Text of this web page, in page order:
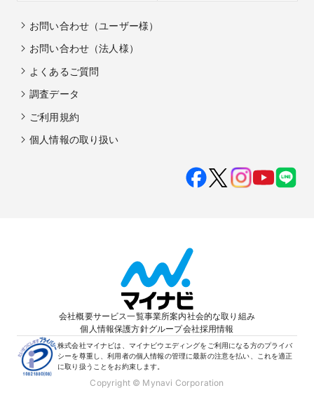
お問い合わせ（ユーザー様）
お問い合わせ（法人様）
よくあるご質問
調査データ
ご利用規約
個人情報の取り扱い
会社概要サービス一覧事業所案内社会的な取り組み
個人情報保護方針グループ会社採用情報
株式会社マイナビは、マイナビウエディングをご利用になる方のプライバ
シーを尊重し、利用者の個人情報の管理に最新の注意を払い、これを適正
に取り扱うことをお約束します。
Copyright © Mynavi Corporation